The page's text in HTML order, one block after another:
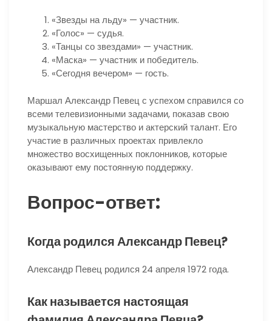
«Звезды на льду» — участник.
«Голос» — судья.
«Танцы со звездами» — участник.
«Маска» — участник и победитель.
«Сегодня вечером» — гость.
Маршал Александр Певец с успехом справился со
всеми телевизионными задачами, показав свою
музыкальную мастерство и актерский талант. Его
участие в различных проектах привлекло
множество восхищенных поклонников, которые
оказывают ему постоянную поддержку.
Вопрос-ответ:
Когда родился Александр Певец?
Александр Певец родился 24 апреля 1972 года.
Как называется настоящая